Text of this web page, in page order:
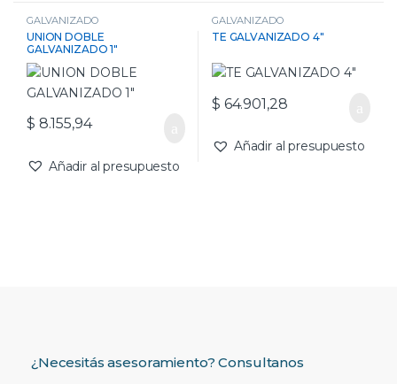
GALVANIZADO
UNION DOBLE
GALVANIZADO 1″
$ 8.155,94
Añadir al presupuesto
GALVANIZADO
TE GALVANIZADO 4″
$ 64.901,28
Añadir al presupuesto
¿Necesitás asesoramiento? Consultanos